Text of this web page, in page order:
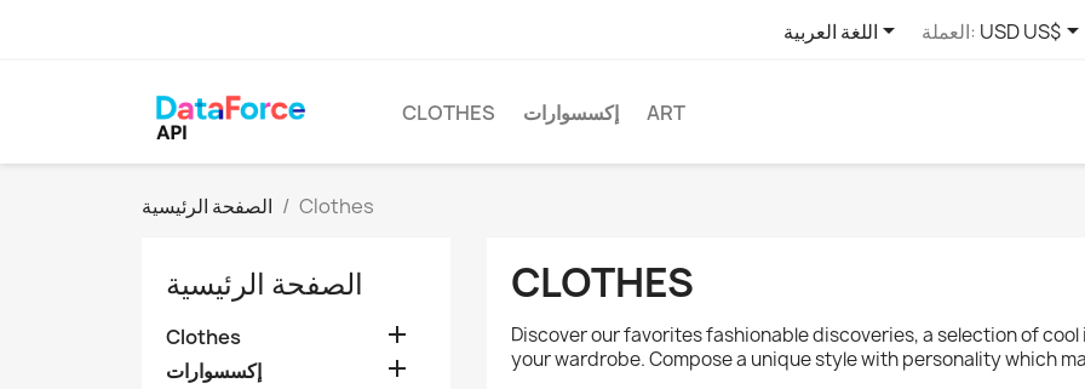
اللغة العربية العملة: USD US$
CLOTHES إكسسوارات ART
الصفحة الرئيسية Clothes
الصفحة الرئيسية
Clothes 
إكسسوارات 
CLOTHES
Discover our favorites fashionable discoveries, a selection of
your wardrobe. Compose a unique style with personality which